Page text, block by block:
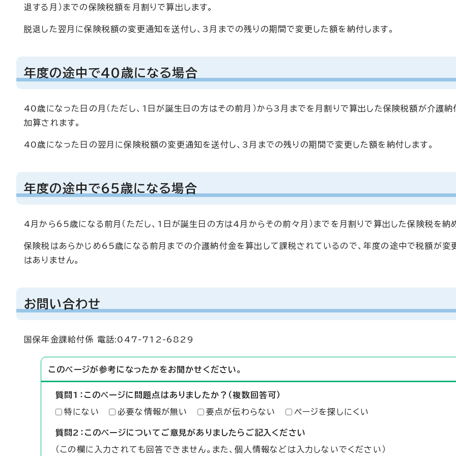
退する月）までの保険税額を月割りで算出します。
脱退した翌月に保険税額の変更通知を送付し、3月までの残りの期間で変更した額を納付します。
年度の途中で40歳になる場合
40歳になった日の月（ただし、1日が誕生日の方はその前月）から3月までを月割りで算出した保険税額が介護納
加算されます。
40歳になった日の翌月に保険税額の変更通知を送付し、3月までの残りの期間で変更した額を納付します。
年度の途中で65歳になる場合
4月から65歳になる前月（ただし、1日が誕生日の方は4月からその前々月）までを月割りで算出した保険税を納め
保険税はあらかじめ65歳になる前月までの介護納付金を算出して課税されているので、年度の途中で税額が変
はありません。
お問い合わせ
国保年金課給付係 電話:047-712-6829
このページが参考になったかをお聞かせください。
質問1：このページに問題点はありましたか？（複数回答可）
特にない 必要な情報が無い 要点が伝わらない ページを探しにくい
質問2：このページについてご意見がありましたらご記入ください
（この欄に入力されても回答できません。また、個人情報などは入力しないでください）